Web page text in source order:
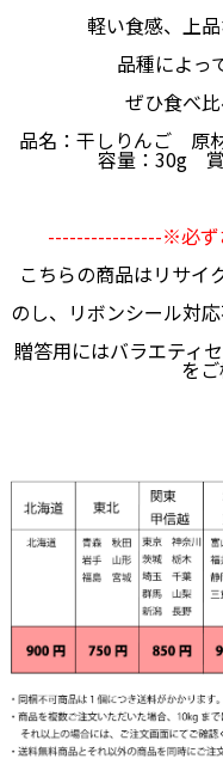
軽い食感、上
品種によっ
ぜひ食べ
品名：干しりんご 原
容量：30g
----------------※必ず
こちらの商品はリサイ
のし、リボンシール対
贈答用にはバラエティ
を